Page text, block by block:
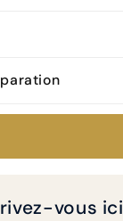
vous ici